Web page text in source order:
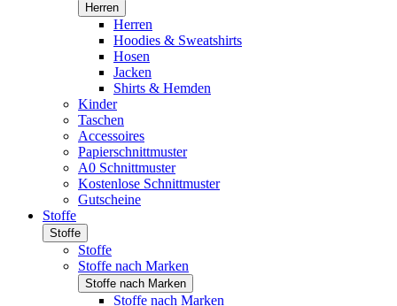
Herren
Herren
Hoodies & Sweatshirts
Hosen
Jacken
Shirts & Hemden
Kinder
Taschen
Accessoires
Papierschnittmuster
A0 Schnittmuster
Kostenlose Schnittmuster
Gutscheine
Stoffe
Stoffe
Stoffe
Stoffe nach Marken
Stoffe nach Marken
Stoffe nach Marken